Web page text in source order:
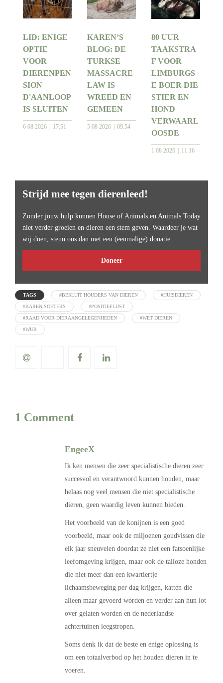
LID: ENIGE
OPTIE
VOOR
DIERENPEN
SION
D'AANLOOP
IS SLUITEN
6 08 2026 17:51
KAREN’S
BLOG: DE
TURKSE
MASSACRE
LAW IS
WREED EN
GEMEEN
5 08 2026 09:54
80 UUR
TAAKSTRA
F VOOR
LIMBURGS
E BOER DIE
STIER EN
HOND
VERWAARL
OOSDE
1 08 2026 11:16
Strijd mee tegen dierenleed!
Zonder jouw hulp kunnen House of Animals en Animals Today
niet verder groeien en dieren een stem geven. Waardeer je wat
wij doen, steun ons dan met een (eenmalige) donatie.
Doneer
TAGS #BESLUIT HOUDERS VAN DIEREN #HUISDIEREN
#KAREN SOETERS #POSITIEFLIJST
#RAAD VOOR DIERAANGELEGENHEDEN #WET DIEREN
#WUR
1 Comment
EngeeX
Ik ken mensen die zeer specialistische dieren zeer
succesvol en verantwoord kunnen houden, maar
helaas nog veel mensen die niet specialistische
dieren, geen waardig leven kunnen bieden.
Het voorbeeld van de konijnen is een goed
voorbeeld, maar ook de miljoenen goudvissen die
elk jaar sneuvelen doordat ze niet een fatsoenlijke
leefomgeving krijgen, maar ook de talloze honden
die niet meer dan een kwartiertje
lichaamsbeweging per dag krijgen, katten die
alleen maar gevoerd worden en verder aan hun lot
over gelaten worden en de nederlandse
achtertuinen leegstropen.
Soms denk ik dat de beste en enige oplossing is
om een totaalverbod op het houden dieren in te
voeren.